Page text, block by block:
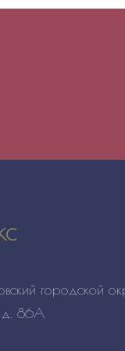
городской
д. 86А